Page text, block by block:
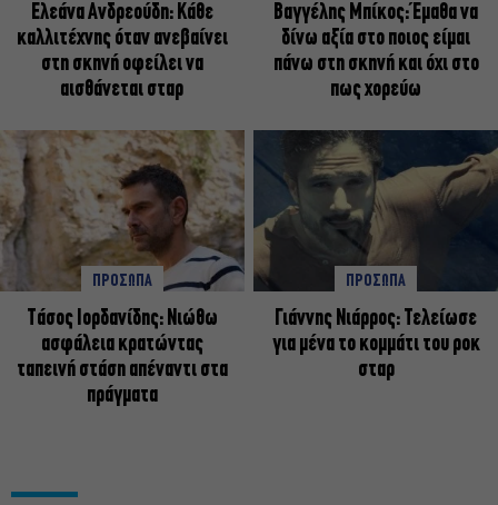
Ελεάνα Ανδρεούδη: Κάθε
καλλιτέχνης όταν ανεβαίνει
στη σκηνή οφείλει να
αισθάνεται σταρ
Βαγγέλης Μπίκος: Έμαθα να
δίνω αξία στο ποιος είμαι
πάνω στη σκηνή και όχι στο
πως χορεύω
ΠΡΟΣΩΠΑ
Tάσος Ιορδανίδης: Νιώθω
ασφάλεια κρατώντας
ταπεινή στάση απέναντι στα
πράγματα
ΠΡΟΣΩΠΑ
Γιάννης Νιάρρος: Τελείωσε
για μένα το κομμάτι του ροκ
σταρ